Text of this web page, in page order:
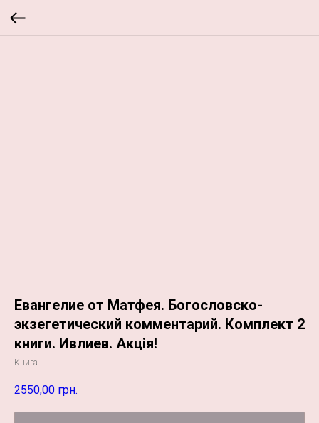
Евангелие от Матфея. Богословско-
экзегетический комментарий. Комплект 2
книги. Ивлиев. Акція!
Книга
2550,00 грн.